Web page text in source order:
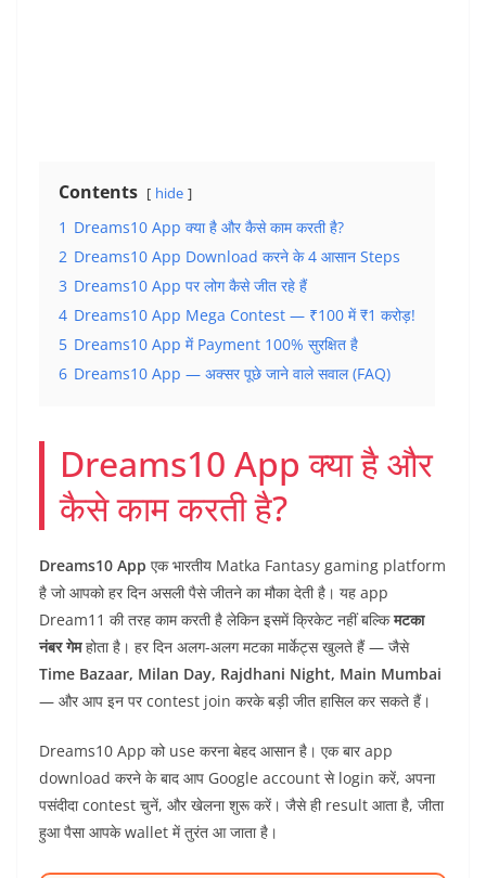
Contents hide
1 Dreams10 App क्या है और कैसे काम करती है?
2 Dreams10 App Download करने के 4 आसान Steps
3 Dreams10 App पर लोग कैसे जीत रहे हैं
4 Dreams10 App Mega Contest — ₹100 में ₹1 करोड़!
5 Dreams10 App में Payment 100% सुरक्षित है
6 Dreams10 App — अक्सर पूछे जाने वाले सवाल (FAQ)
Dreams10 App क्या है और
कैसे काम करती है?
Dreams10 App एक भारतीय Matka Fantasy gaming platform
है जो आपको हर दिन असली पैसे जीतने का मौका देती है। यह app
Dream11 की तरह काम करती है लेकिन इसमें क्रिकेट नहीं बल्किमटका
नंबर गेमहोता है। हर दिन अलग-अलग मटका मार्केट्स खुलते हैं — जैसे
Time Bazaar, Milan Day, Rajdhani Night, Main Mumbai
— और आप इन पर contest join करके बड़ी जीत हासिल कर सकते हैं।
Dreams10 App को use करना बेहद आसान है। एक बार app
download करने के बाद आप Google account से login करें, अपना
पसंदीदा contest चुनें, और खेलना शुरू करें। जैसे ही result आता है, जीता
हुआ पैसा आपके wallet में तुरंत आ जाता है।